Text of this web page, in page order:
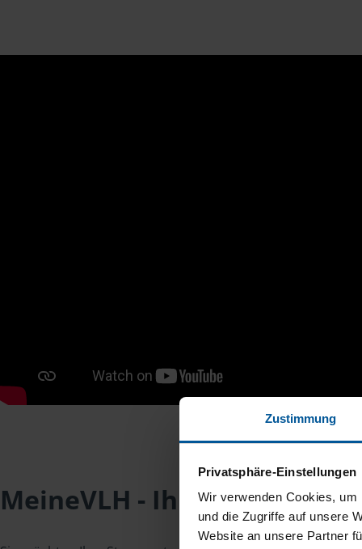
Zustimmung
Privatsphäre-Einstellungen
Wir verwenden Cookies,
und die Zugriffe auf unsere
Website an unsere Partner
MeineVLH - Ihr